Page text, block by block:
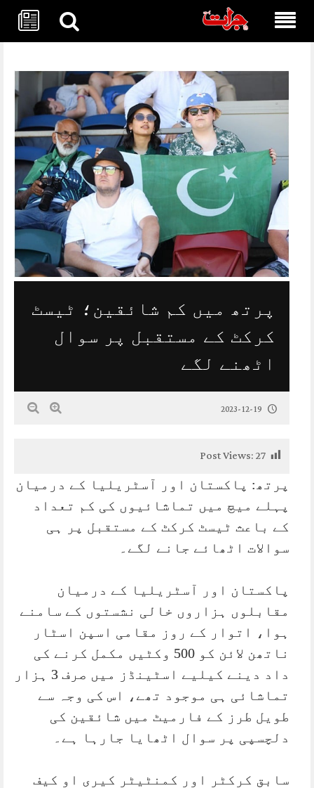
پرتھ میں کم شائقین؛ ٹیسٹ
کرکٹ کے مستقبل پر سوال
اٹھنے لگے
2023-12-19
Post Views:27
پرتھ: پاکستان اور آسٹریلیا کے درمیان
پہلے میچ میں تماشائیوں کی کم تعداد
کے باعث ٹیسٹ کرکٹ کے مستقبل پر ہی
سوالات اٹھائے جانے لگے۔
پاکستان اور آسٹریلیا کے درمیان
مقابلوں ہزاروں خالی نشستوں کے سامنے
ہوا، اتوار کے روز مقامی اسپن اسٹار
ناتھن لائن کو 500 وکٹیں مکمل کرنے کی
داد دینے کیلیے اسٹینڈز میں صرف 3 ہزار
تماشائی ہی موجود تھے، اس کی وجہ سے
طویل طرز کے فارمیٹ میں شائقین کی
دلچسپی پر سوال اٹھایا جارہا ہے۔
سابق کرکٹر اور کمنٹیٹر کیری او کیف